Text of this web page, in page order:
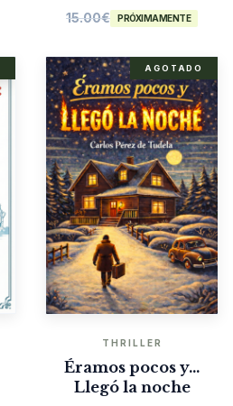
15.00€ PRÓXIMAMENTE
AGOTADO
THRILLER
Éramos pocos y…
Llegó la noche